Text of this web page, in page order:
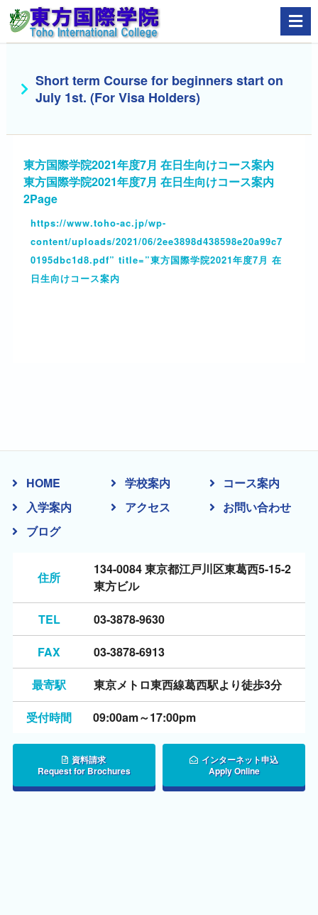
Short term Course for beginners start on
July 1st. (For Visa Holders)
東方国際学院2021年度7月 在日生向けコース案内
東方国際学院2021年度7月 在日生向けコース案内
2Page
https://www.toho-ac.jp/wp-
content/uploads/2021/06/2ee3898d438598e20a99c7
0195dbc1d8.pdf” title=”東方国際学院2021年度7月 在
日生向けコース案内
HOME 学校案内
コース案内
入学案内
アクセス
お問い合わせ
ブログ
住所
134-0084 東京都江戸川区東葛西5-15-2
東方ビル
TEL
03-3878-9630
FAX
03-3878-6913
最寄駅
東京メトロ東西線葛西駅より徒歩3分
受付時間
09:00am～17:00pm
資料請求
Request for Brochures
インターネット申込
Apply Online